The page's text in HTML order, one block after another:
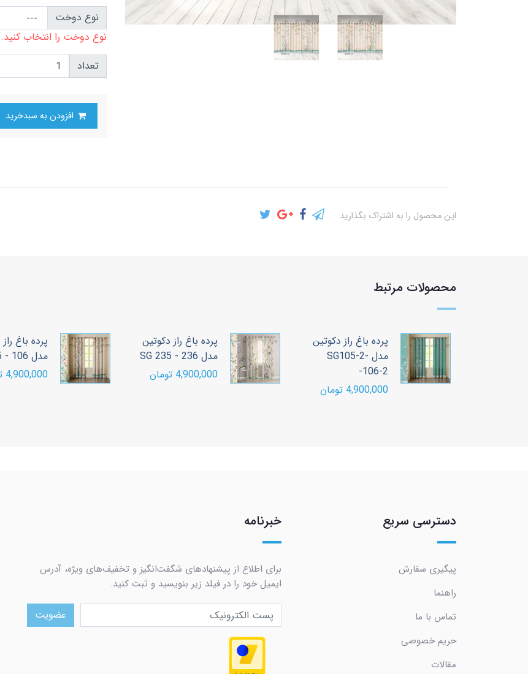
نوع دوخت
نوع دوخت را انتخاب کنید.
تعداد
این محصول را به اشتراک بگذارید
محصولات مرتبط
پرده باغ راز دکوتین
مدل SG105-2-
106-2-
4,900,000 تومان
پرده باغ راز دکوتین
مدل SG 235 - 236
4,900,000 تومان
پرده باغ
مدل SG 105 - 106
4,900,000 تومان
دسترسی سریع
پیگیری سفارش
راهنما
تماس با ما
حریم خصوصی
مقالات
خبرنامه
برای اطلاع از پیشنهادهای شگفت‌انگیز و تخفیف‌های ویژه، آدرس
ایمیل خود را در فیلد زیر بنویسید و ثبت کنید.
عضویت